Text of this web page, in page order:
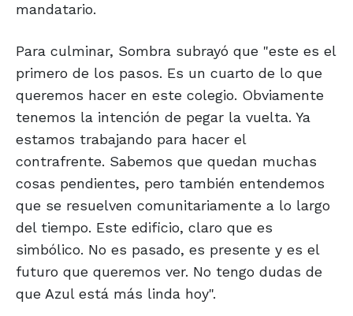
mandatario.
Para culminar, Sombra subrayó que "este es el
primero de los pasos. Es un cuarto de lo que
queremos hacer en este colegio. Obviamente
tenemos la intención de pegar la vuelta. Ya
estamos trabajando para hacer el
contrafrente. Sabemos que quedan muchas
cosas pendientes, pero también entendemos
que se resuelven comunitariamente a lo largo
del tiempo. Este edificio, claro que es
simbólico. No es pasado, es presente y es el
futuro que queremos ver. No tengo dudas de
que Azul está más linda hoy".